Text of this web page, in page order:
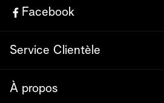
Facebook
Service Clientèle
À propos